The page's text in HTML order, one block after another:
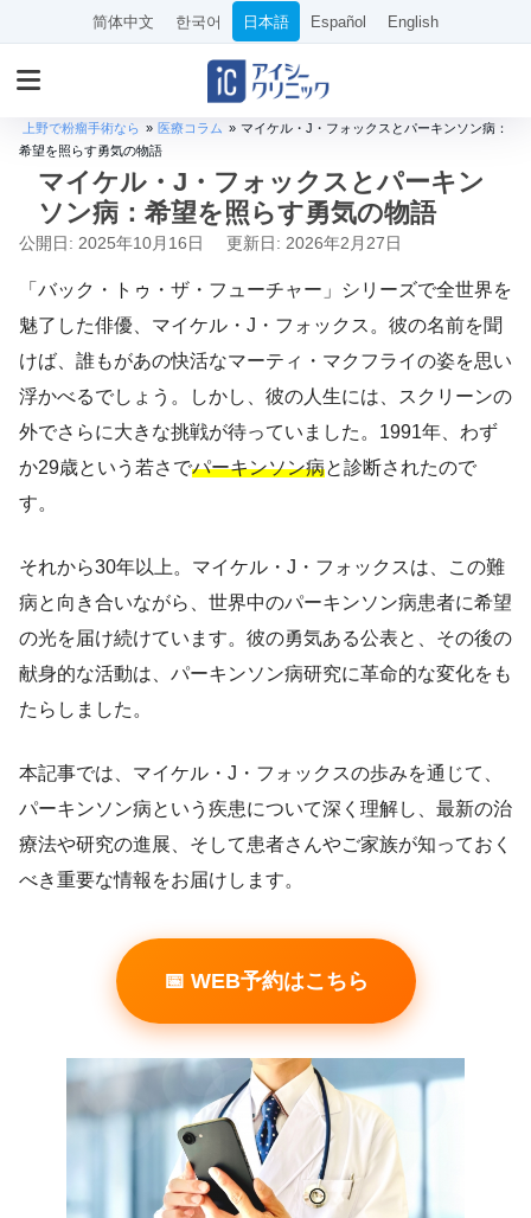
简体中文 한국어 日本語 Español English
上野で粉瘤手術なら » 医療コラム » マイケル・J・フォックスとパーキンソン病：
希望を照らす勇気の物語
マイケル・J・フォックスとパーキン
ソン病：希望を照らす勇気の物語
公開日: 2025年10月16日 更新日: 2026年2月27日
「バック・トゥ・ザ・フューチャー」シリーズで全世界を
魅了した俳優、マイケル・J・フォックス。彼の名前を聞
けば、誰もがあの快活なマーティ・マクフライの姿を思い
浮かべるでしょう。しかし、彼の人生には、スクリーンの
外でさらに大きな挑戦が待っていました。1991年、わず
か29歳という若さでパーキンソン病と診断されたので
す。
それから30年以上。マイケル・J・フォックスは、この難
病と向き合いながら、世界中のパーキンソン病患者に希望
の光を届け続けています。彼の勇気ある公表と、その後の
献身的な活動は、パーキンソン病研究に革命的な変化をも
たらしました。
本記事では、マイケル・J・フォックスの歩みを通じて、
パーキンソン病という疾患について深く理解し、最新の治
療法や研究の進展、そして患者さんやご家族が知っておく
べき重要な情報をお届けします。
📅 WEB予約はこちら